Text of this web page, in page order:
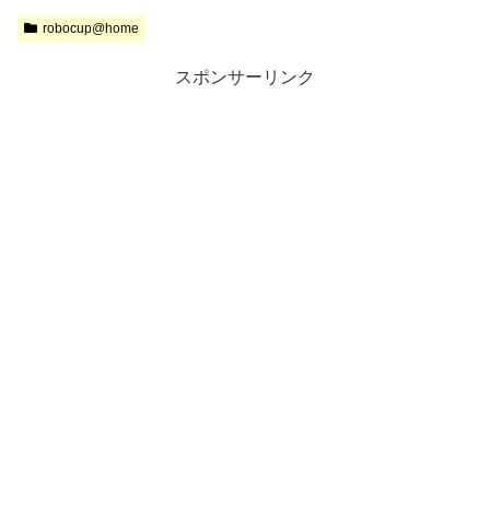
robocup@home
スポンサーリンク